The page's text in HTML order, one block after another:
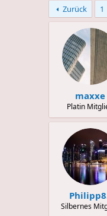
Zurück 1
maxxe
Platin
Silbernes